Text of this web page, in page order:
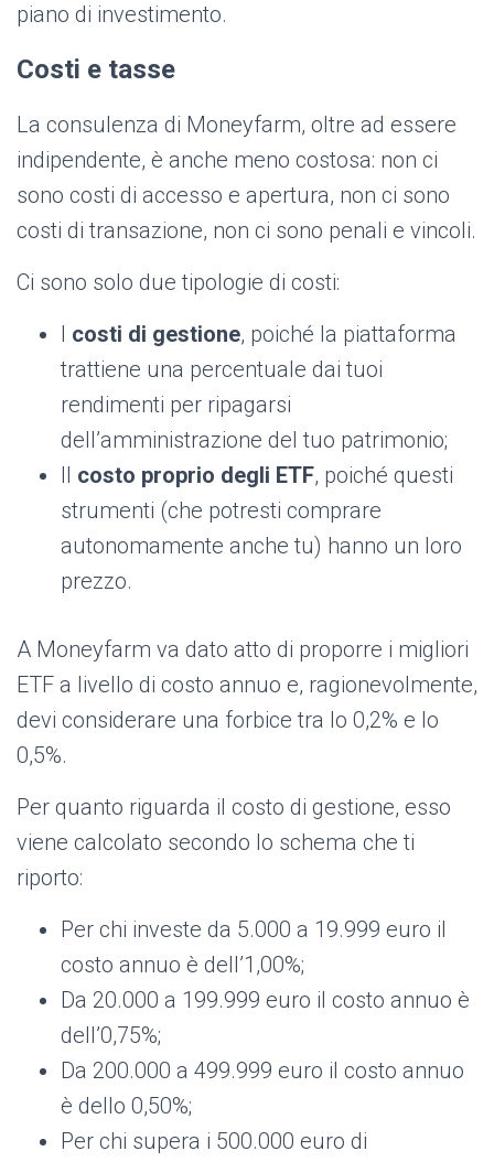
piano di investimento.
Costi e tasse
La consulenza di Moneyfarm, oltre ad essere
indipendente, è anche meno costosa: non ci
sono costi di accesso e apertura, non ci sono
costi di transazione, non ci sono penali e vincoli.
Ci sono solo due tipologie di costi:
I costi di gestione, poiché la piattaforma
trattiene una percentuale dai tuoi
rendimenti per ripagarsi
dell’amministrazione del tuo patrimonio;
Il costo proprio degli ETF, poiché questi
strumenti (che potresti comprare
autonomamente anche tu) hanno un loro
prezzo.
A Moneyfarm va dato atto di proporre i migliori
ETF a livello di costo annuo e, ragionevolmente,
devi considerare una forbice tra lo 0,2% e lo
0,5%.
Per quanto riguarda il costo di gestione, esso
viene calcolato secondo lo schema che ti
riporto:
Per chi investe da 5.000 a 19.999 euro il
costo annuo è dell’1,00%;
Da 20.000 a 199.999 euro il costo annuo è
dell’0,75%;
Da 200.000 a 499.999 euro il costo annuo
è dello 0,50%;
Per chi supera i 500.000 euro di